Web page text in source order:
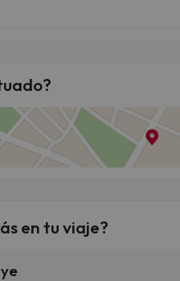
en tu viaje?